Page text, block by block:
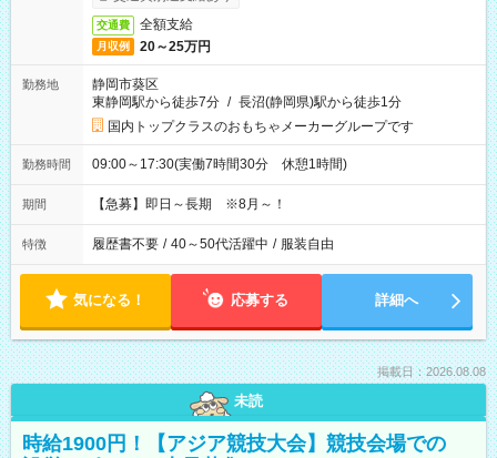
交通費 全額支給
月収例 20～25万円
勤務地
静岡市葵区
東静岡駅から徒歩7分 / 長沼(静岡県)駅から徒歩1分
国内トップクラスのおもちゃメーカーグループです
勤務時間 09:00～17:30(実働7時間30分 休憩1時間)
期間 【急募】即日～長期 ※8月～！
特徴 履歴書不要 / 40～50代活躍中 / 服装自由
気になる！ 応募する 詳細へ
掲載日：2026.08.08
未読
時給1900円！【アジア競技大会】競技会場での